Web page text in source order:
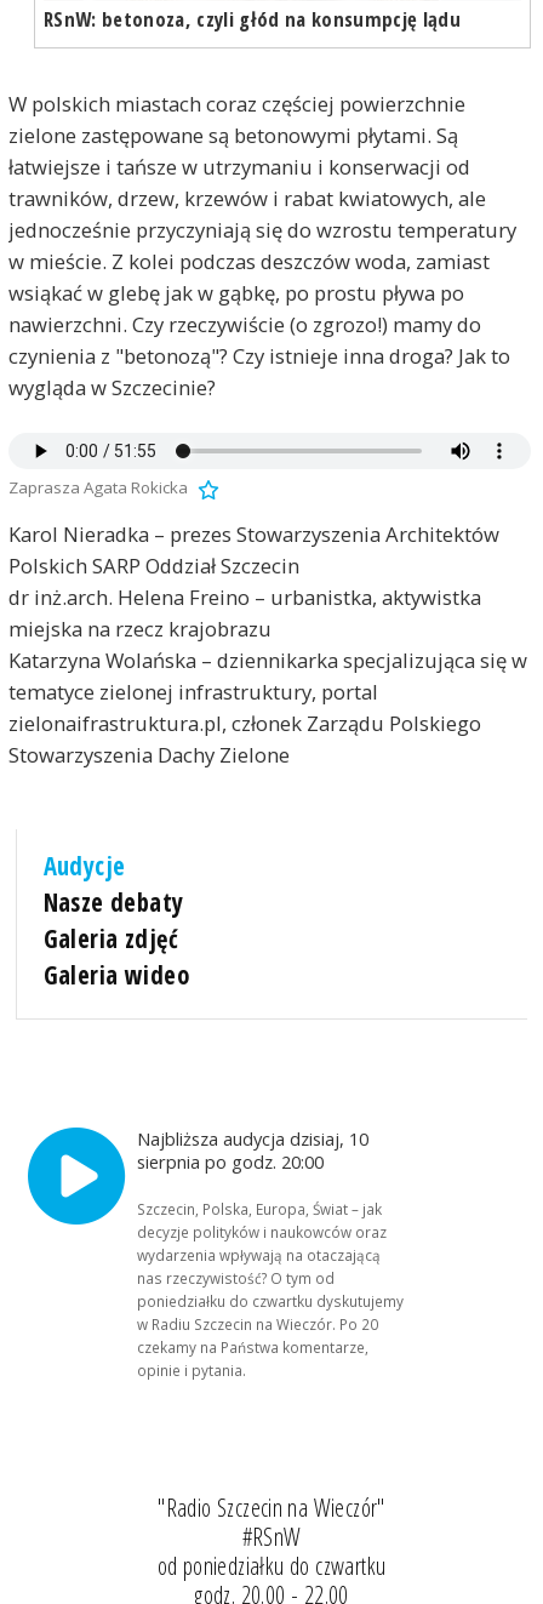
RSnW: betonoza, czyli głód na konsumpcję lądu
W polskich miastach coraz częściej powierzchnie
zielone zastępowane są betonowymi płytami. Są
łatwiejsze i tańsze w utrzymaniu i konserwacji od
trawników, drzew, krzewów i rabat kwiatowych, ale
jednocześnie przyczyniają się do wzrostu temperatury
w mieście. Z kolei podczas deszczów woda, zamiast
wsiąkać w glebę jak w gąbkę, po prostu pływa po
nawierzchni. Czy rzeczywiście (o zgrozo!) mamy do
czynienia z "betonozą"? Czy istnieje inna droga? Jak to
wygląda w Szczecinie?
Zaprasza Agata Rokicka
Karol Nieradka – prezes Stowarzyszenia Architektów
Polskich SARP Oddział Szczecin
dr inż.arch. Helena Freino – urbanistka, aktywistka
miejska na rzecz krajobrazu
Katarzyna Wolańska – dziennikarka specjalizująca się w
tematyce zielonej infrastruktury, portal
zielonaifrastruktura.pl, członek Zarządu Polskiego
Stowarzyszenia Dachy Zielone
Audycje
Nasze debaty
Galeria zdjęć
Galeria wideo
Najbliższa audycja dzisiaj, 10
sierpnia po godz. 20:00
Szczecin, Polska, Europa, Świat – jak
decyzje polityków i naukowców oraz
wydarzenia wpływają na otaczającą
nas rzeczywistość? O tym od
poniedziałku do czwartku dyskutujemy
w Radiu Szczecin na Wieczór. Po 20
czekamy na Państwa komentarze,
opinie i pytania.
"Radio Szczecin na Wieczór"
#RSnW
od poniedziałku do czwartku
godz. 20.00 - 22.00